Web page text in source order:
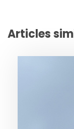
Articles